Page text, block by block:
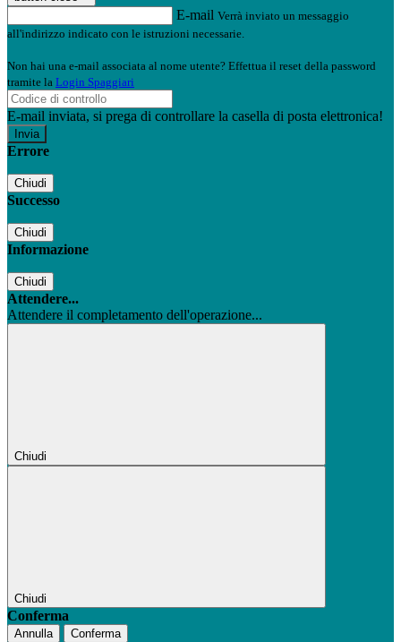
E-mail Verrà inviato un messaggio
all'indirizzo indicato con le istruzioni necessarie.
Non hai una e-mail associata al nome utente? Effettua il reset della password
tramite la Login Spaggiari
E-mail inviata, si prega di controllare la casella di posta elettronica!
Errore
Chiudi
Successo
Chiudi
Informazione
Chiudi
Attendere...
Attendere il completamento dell'operazione...
Chiudi
Chiudi
Conferma
Annulla Conferma